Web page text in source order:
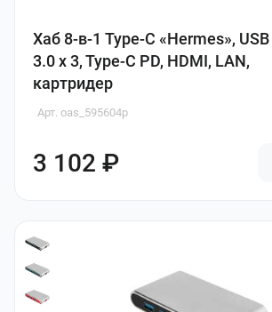
Хаб 8-в-1 Type-C «Hermes», USB
3.0 x 3, Type-C PD, HDMI, LAN,
картридер
Арт. oas_595604p
3 102 ₽